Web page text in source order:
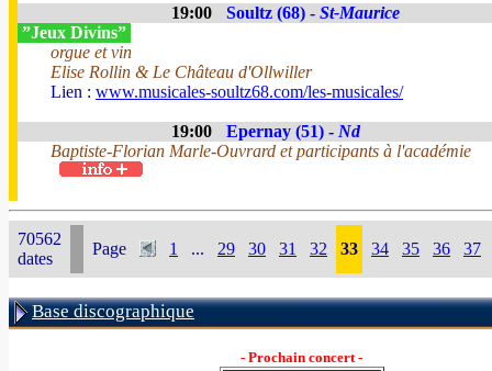
19:00 Soultz (68) - St-Maurice
”Jeux Divins”
orgue et vin
Elise Rollin & Le Château d'Ollwiller
Lien : www.musicales-soultz68.com/les-musicales/
19:00 Epernay (51) - Nd
Baptiste-Florian Marle-Ouvrard et participants à l'académie
70562
dates
Page 1 ... 29 30 31 32 33 34 35 36 37
Base discographique
- Prochain concert -